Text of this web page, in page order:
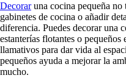
Decoraruna cocina pequeña no
gabinetes de cocina o añadir
diferencia. Puedes decorar una
estanterías flotantes o
llamativos para dar vida al
pequeños ayuda a mejorar la
mucho.